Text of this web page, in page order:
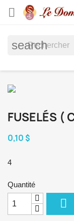

search
FUSELÉS (
0,10 $
4
Quantité
